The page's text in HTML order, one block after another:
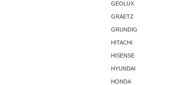
GEOLUX
GRAETZ
GRUNDIG
HITACHI
HISENSE
HYUNDAI
HONDA